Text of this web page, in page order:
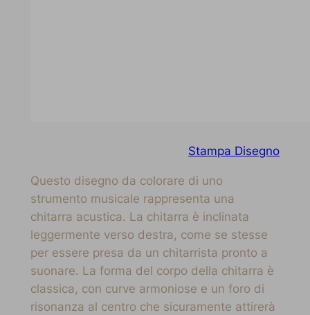
Stampa Disegno
Questo disegno da colorare di uno
strumento musicale rappresenta una
chitarra acustica. La chitarra è inclinata
leggermente verso destra, come se stesse
per essere presa da un chitarrista pronto a
suonare. La forma del corpo della chitarra è
classica, con curve armoniose e un foro di
risonanza al centro che sicuramente attirerà